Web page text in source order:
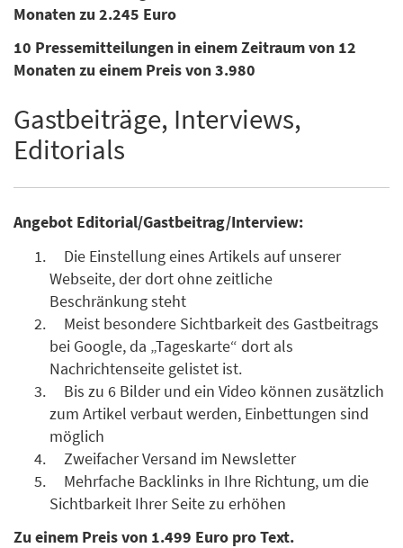
Monaten zu 2.245 Euro
10 Pressemitteilungen in einem Zeitraum von 12
Monaten zu einem Preis von 3.980
Gastbeiträge, Interviews,
Editorials
Angebot Editorial/Gastbeitrag/Interview:
Die Einstellung eines Artikels auf unserer
Webseite, der dort ohne zeitliche
Beschränkung steht
Meist besondere Sichtbarkeit des Gastbeitrags
bei Google, da „Tageskarte“ dort als
Nachrichtenseite gelistet ist.
Bis zu 6 Bilder und ein Video können zusätzlich
zum Artikel verbaut werden, Einbettungen sind
möglich
Zweifacher Versand im Newsletter
Mehrfache Backlinks in Ihre Richtung, um die
Sichtbarkeit Ihrer Seite zu erhöhen
Zu einem Preis von 1.499 Euro pro Text.